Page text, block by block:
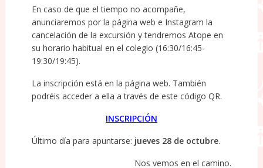
En caso de que el tiempo no acompañe,
anunciaremos por la página web e Instagram la
cancelación de la excursión y tendremos Atope en
su horario habitual en el colegio (16:30/16:45-
19:30/19:45).
La inscripción está en la página web. También
podréis acceder a ella a través de este código QR.
INSCRIPCIÓN
Último día para apuntarse: jueves 28 de octubre.
Nos vemos en el camino.